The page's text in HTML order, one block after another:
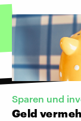
Sparen und
Geld